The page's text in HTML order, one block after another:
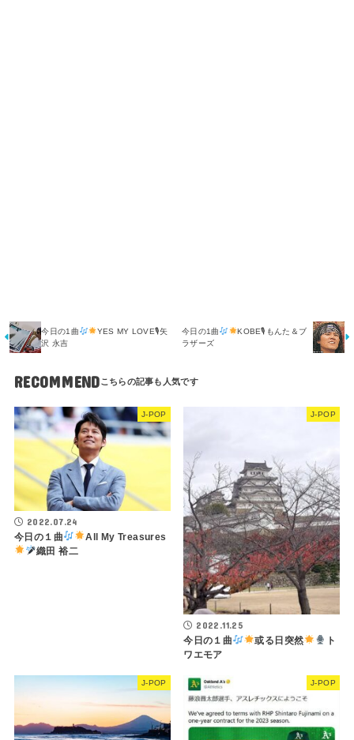
今日の1曲
YES MY LOVE🎙矢
沢 永吉
今日の1曲
KOBE🎙もんた＆ブ
ラザーズ
RECOMMEND
J-POP
2022.07.24
今日の１曲
All My Treasures
織田 裕二
J-POP
2022.11.25
今日の１曲 或る日突然
ト
ワエモア
J-POP J-POP